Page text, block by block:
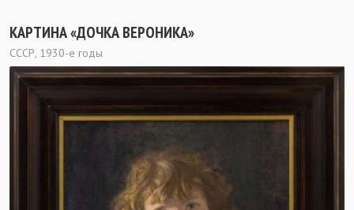
КАРТИНА «ДОЧКА ВЕРОНИКА»
СССР, 1930-е годы